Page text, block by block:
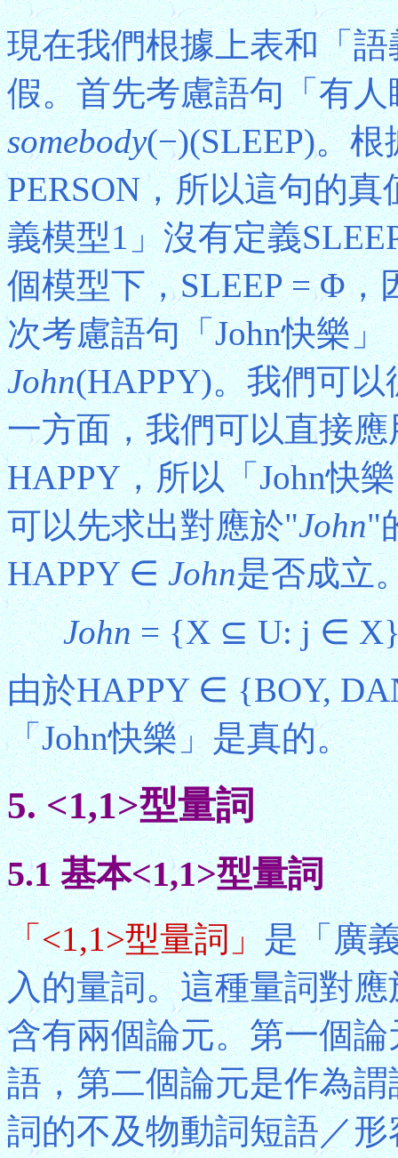
現在我們根據上表和「
假。首先考慮語句「有
somebody(−)(SLEEP)。
PERSON，所以這句的
義模型1」沒有定義
個模型下，SLEEP = Φ
次考慮語句「John快樂
John(HAPPY)。我們可
一方面，我們可以直接
HAPPY，所以「John快
可以先求出對應於"John"
HAPPY ∈John是否成立
John= {X ⊆ U: j ∈ X}
由於HAPPY ∈ {BOY,
「John快樂」是真的。
5. <1,1>型量詞
5.1 基本<1,1>型量詞
「<1,1>型量詞」是「廣
入的量詞。這種量詞對
含有兩個論元。第一個
語，第二個論元是作為
詞的不及物動詞短語／